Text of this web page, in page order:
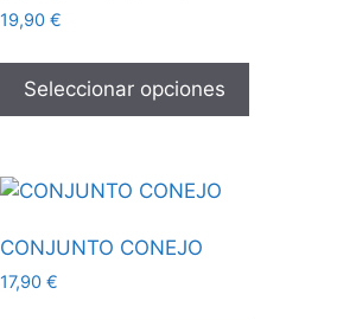
19,90 €
Seleccionar opciones
CONJUNTO CONEJO
17,90 €